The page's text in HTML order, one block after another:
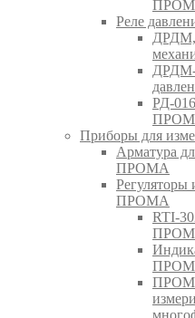
Реле
ДРДМ,
ДРДМ-
РД-
Приборы для
Арматура
ПРОМА
Регуляторы
ПРОМА
RTI-